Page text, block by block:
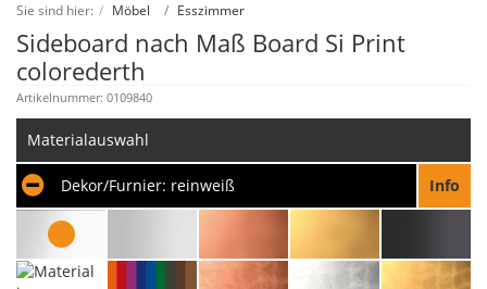
Sie sind hier: Möbel Esszimmer
Sideboard nach Maß Board Si Print
colorederth
Artikelnummer: 0109840
Materialauswahl
Dekor/Furnier: reinweiß Info